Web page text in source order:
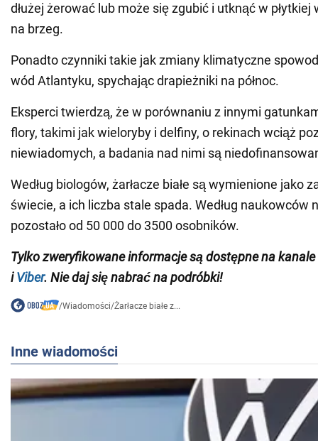
dłużej żerować lub może się zgubić i utknąć w
na brzeg.
Ponadto czynniki takie jak zmiany klimatyczne
wód Atlantyku, spychając drapieżniki na północ.
Eksperci twierdzą, że w porównaniu z innymi
flory, takimi jak wieloryby i delfiny, o rekinach wciąż
niewiadomych, a badania nad nimi są
Według biologów, żarłacze białe są wymienione jako
świecie, a ich liczba stale spada. Według naukowców
pozostało od 50 000 do 3500 osobników.
Tylko zweryfikowane informacje są dostępne nakanale
iViber. Nie daj się nabrać na podróbki!
/Wiadomości/Żarłacze białe z...
Inne wiadomości